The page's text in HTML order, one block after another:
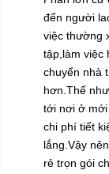
đến người
việc thường
tập,làm việc
chuyển nhà
hơn.Thế
tới nơi ở mới
chi phí tiết
lắng.Vậy
rẻ trọn gói